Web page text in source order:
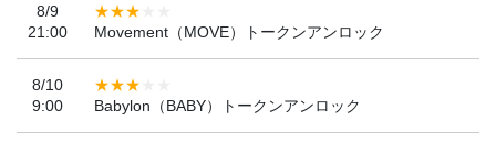
8/9
21:00
Movement（MOVE）トークンアンロック
8/10
9:00
Babylon（BABY）トークンアンロック